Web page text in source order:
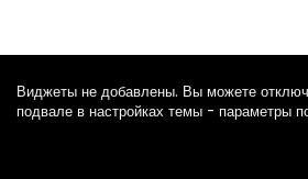
Виджеты не добавлены. Вы можете
подвале в настройках темы - параметры